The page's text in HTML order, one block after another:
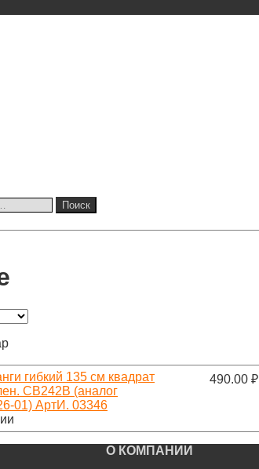
Поиск
гибкий 135 см квадрат
CB242B (аналог
01) АртИ. 03346
490.00 ₽
О КОМПАНИИ